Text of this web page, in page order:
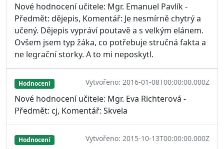
Nové hodnocení učitele: Mgr. Emanuel Pavlík -
Předmět: dějepis, Komentář: Je nesmírně chytrý a
učený. Dějepis vypráví poutavě a s velkým elánem.
Ovšem jsem typ žáka, co potřebuje stručná fakta a
ne legrační storky. A to mi neposkytl.
Hodnocení Vytvořeno: 2016-01-08T00:00:00.000Z
Nové hodnocení učitele: Mgr. Eva Richterová -
Předmět: cj, Komentář: Skvela
Hodnocení Vytvořeno: 2015-10-13T00:00:00.000Z